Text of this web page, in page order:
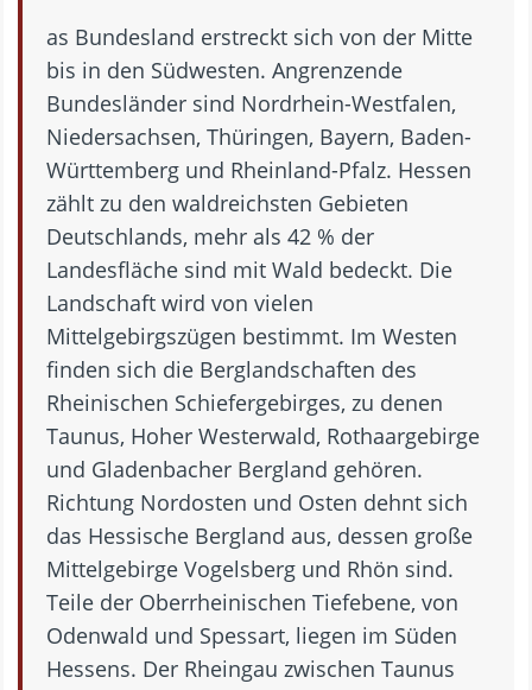
as Bundesland erstreckt sich von der Mitte
bis in den Südwesten. Angrenzende
Bundesländer sind Nordrhein-Westfalen,
Niedersachsen, Thüringen, Bayern, Baden-
Württemberg und Rheinland-Pfalz. Hessen
zählt zu den waldreichsten Gebieten
Deutschlands, mehr als 42 % der
Landesfläche sind mit Wald bedeckt. Die
Landschaft wird von vielen
Mittelgebirgszügen bestimmt. Im Westen
finden sich die Berglandschaften des
Rheinischen Schiefergebirges, zu denen
Taunus, Hoher Westerwald, Rothaargebirge
und Gladenbacher Bergland gehören.
Richtung Nordosten und Osten dehnt sich
das Hessische Bergland aus, dessen große
Mittelgebirge Vogelsberg und Rhön sind.
Teile der Oberrheinischen Tiefebene, von
Odenwald und Spessart, liegen im Süden
Hessens. Der Rheingau zwischen Taunus